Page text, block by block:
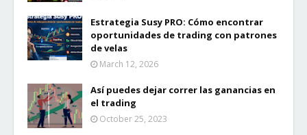
Estrategia Susy PRO: Cómo encontrar
oportunidades de trading con patrones
de velas
March 12, 2026
Así puedes dejar correr las ganancias en
el trading
October 25, 2023